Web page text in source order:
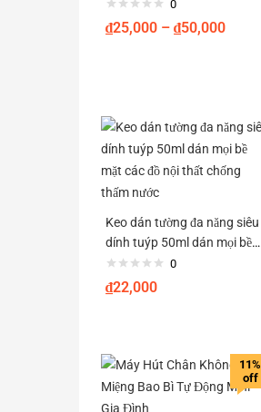
0
₫25,000 – ₫50,000
Keo dán tường đa năng siêu
dính tuýp 50ml dán mọi bề
mặt các đồ nội thất chống
thấm nước
0
₫22,000
11%
off